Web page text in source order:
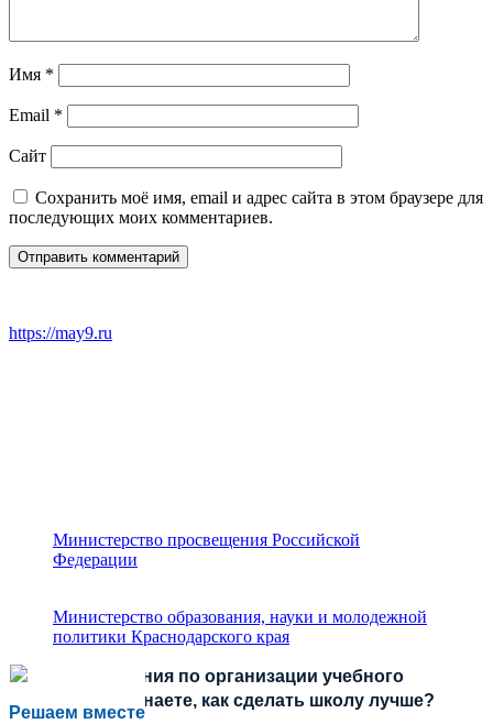
Имя *
Email *
Сайт
Сохранить моё имя, email и адрес сайта в этом браузере для
последующих моих комментариев.
https://may9.ru
Министерство просвещения Российской
Федерации
Министерство образования, науки и молодежной
политики Краснодарского края
Решаем вместе
Есть предложения по организации учебного
процесса или знаете, как сделать школу лучше?